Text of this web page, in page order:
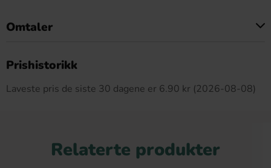
Omtaler
Prishistorikk
Laveste pris de siste 30 dagene er 6.90 kr (2026-08-08)
Relaterte produkter